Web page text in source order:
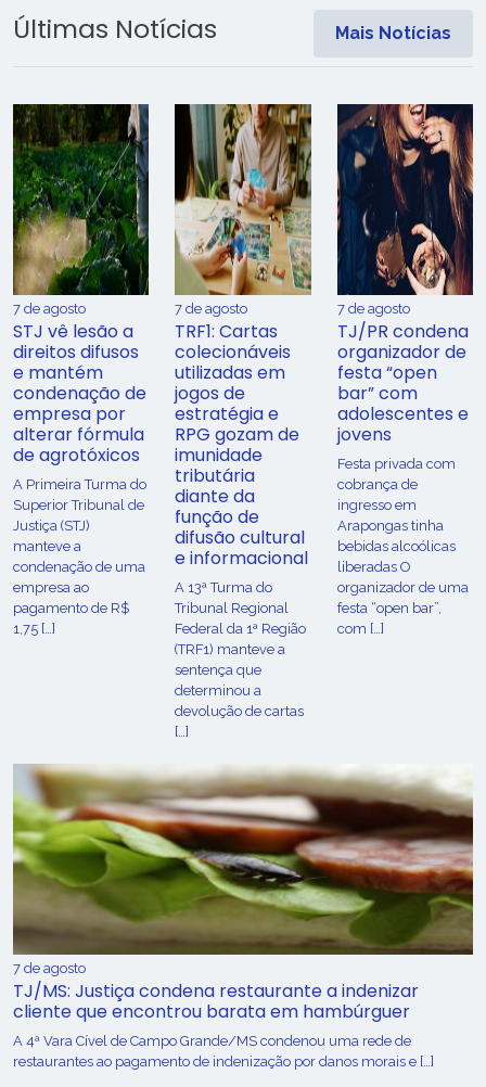
Últimas Notícias Mais Notícias
7 de agosto
STJ vê lesão a
direitos difusos
e mantém
condenação de
empresa por
alterar fórmula
de agrotóxicos
​A Primeira Turma do
Superior Tribunal de
Justiça (STJ)
manteve a
condenação de uma
empresa ao
pagamento de R$
1,75 […]
7 de agosto
TRF1: Cartas
colecionáveis
utilizadas em
jogos de
estratégia e
RPG gozam de
imunidade
tributária
diante da
função de
difusão cultural
e informacional
A 13ª Turma do
Tribunal Regional
Federal da 1ª Região
(TRF1) manteve a
sentença que
determinou a
devolução de cartas
[…]
7 de agosto
TJ/PR condena
organizador de
festa “open
bar” com
adolescentes e
jovens
Festa privada com
cobrança de
ingresso em
Arapongas tinha
bebidas alcoólicas
liberadas O
organizador de uma
festa “open bar”,
com […]
7 de agosto
TJ/MS: Justiça condena restaurante a indenizar
cliente que encontrou barata em hambúrguer
A 4ª Vara Cível de Campo Grande/MS condenou uma rede de
restaurantes ao pagamento de indenização por danos morais e […]